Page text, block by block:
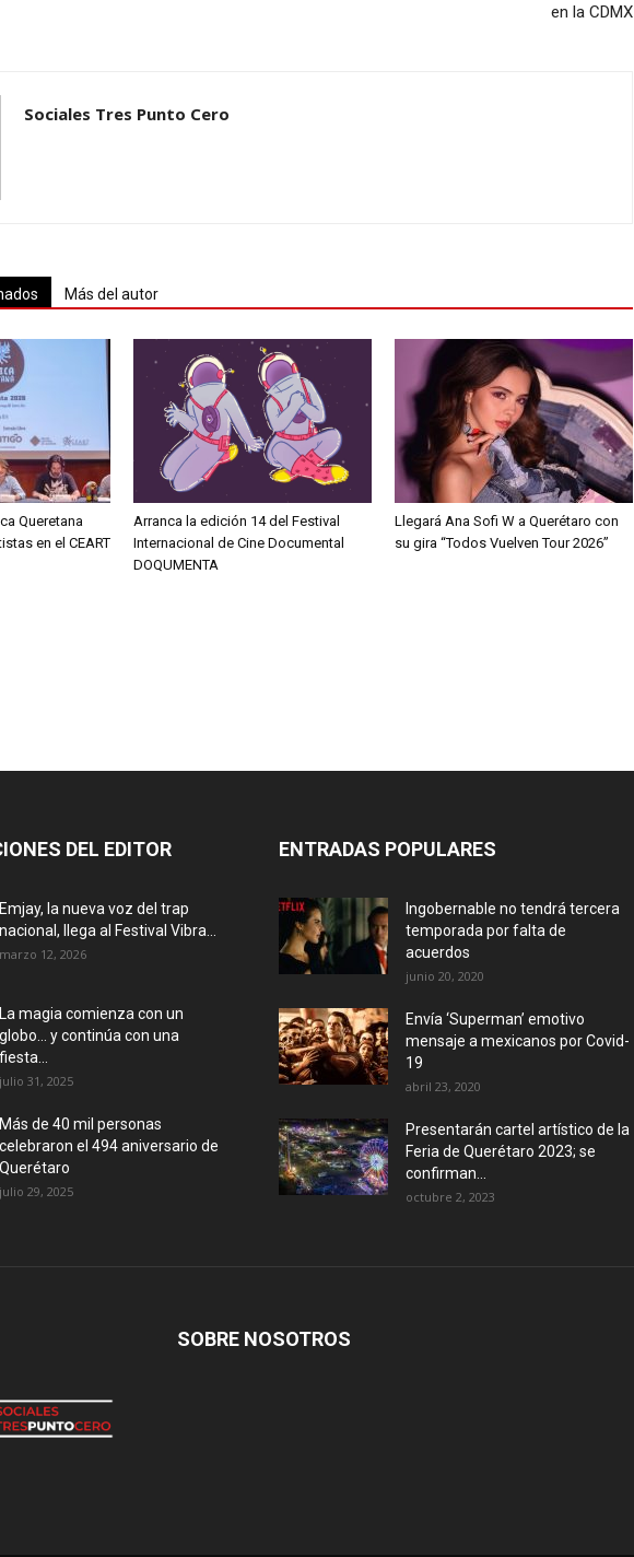
en la CDMX
Sociales Tres Punto Cero
Más del autor
Queretana
en el CEART
Arranca la edición 14 del Festival
Internacional de Cine Documental
DOQUMENTA
Llegará Ana Sofi W a Querétaro con
su gira “Todos Vuelven Tour 2026”
DEL EDITOR
Emjay, la nueva voz del trap
nacional, llega al Festival Vibra...
marzo 12, 2026
La magia comienza con un
globo… y continúa con una
fiesta...
julio 31, 2025
Más de 40 mil personas
celebraron el 494 aniversario de
Querétaro
julio 29, 2025
ENTRADAS POPULARES
Ingobernable no tendrá tercera
temporada por falta de
acuerdos
junio 20, 2020
Envía ‘Superman’ emotivo
mensaje a mexicanos por Covid-
19
abril 23, 2020
Presentarán cartel artístico de la
Feria de Querétaro 2023; se
confirman...
octubre 2, 2023
SOBRE NOSOTROS